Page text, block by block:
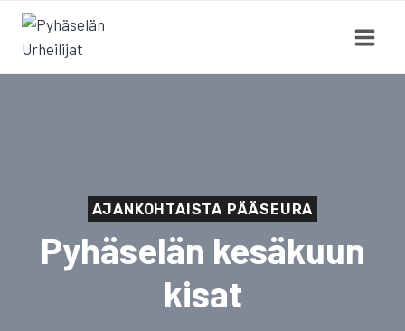
Siirry
sisältöön
AJANKOHTAISTA PÄÄSEURA
Pyhäselän kesäkuun
kisat